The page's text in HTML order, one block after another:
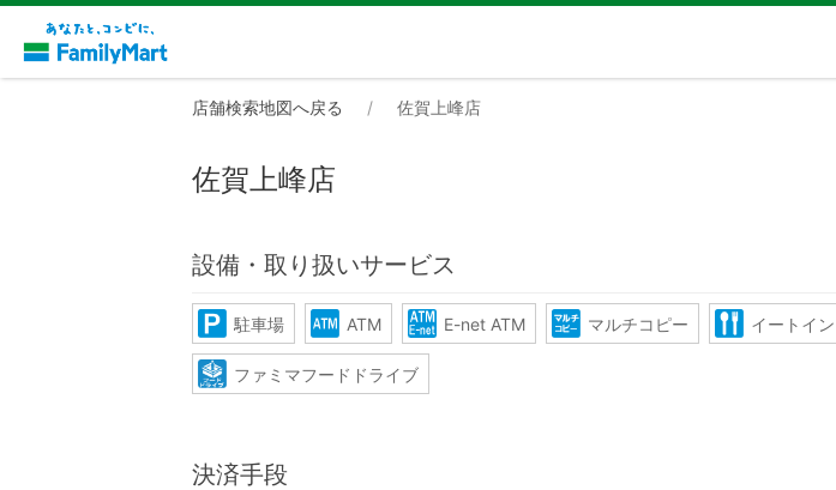
店舗検索地図へ戻る 佐賀上峰店
佐賀上峰店
設備・取り扱いサービス
駐車場 ATM E-net ATM マルチコピー イートイン
ファミマフードドライブ
決済手段